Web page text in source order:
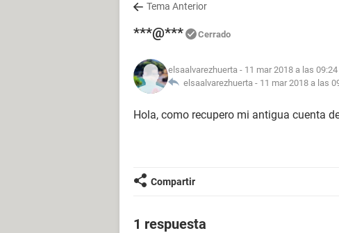
Tema Anterior
***@*** Cerrado
elsaalvarezhuerta - 11 mar 2018 a las 09:24
elsaalvarezhuerta - 11 mar 2018 a las
Hola, como recupero mi antigua cuenta
Compartir
1 respuesta